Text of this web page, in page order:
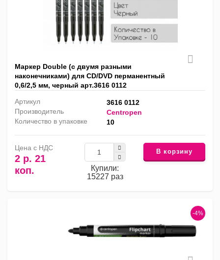
Маркер Double (с двумя разными
наконечниками) для CD/DVD перманентный
0,6/2,5 мм, черный арт.3616 0112
Артикул
3616 0112
Производитель
Centropen
Количество в упаковке
10
Цена с НДС
2 р. 21
коп.
Купили:
15227 раз
В корзину
-4%